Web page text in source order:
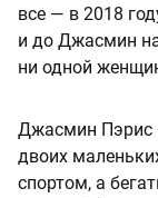
все — в 2018
и до Джасмин
ни одной
Джасмин Пэрис
двоих
спортом, а